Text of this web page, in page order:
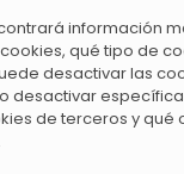
información
qué tipo de
desactivar las
desactivar
de terceros y qué